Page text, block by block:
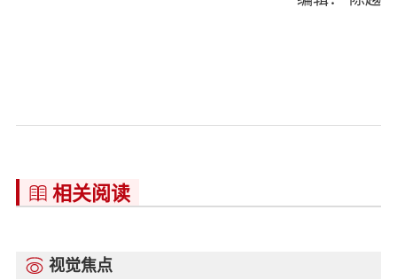
 相关阅读
 视觉焦点